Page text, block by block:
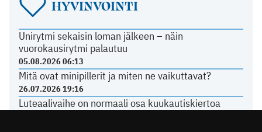
HYVINVOINTI
Unirytmi sekaisin loman jälkeen – näin
vuorokausirytmi palautuu
05.08.2026 06:13
Mitä ovat minipillerit ja miten ne vaikuttavat?
26.07.2026 19:16
Luteaalivaihe on normaali osa kuukautiskiertoa